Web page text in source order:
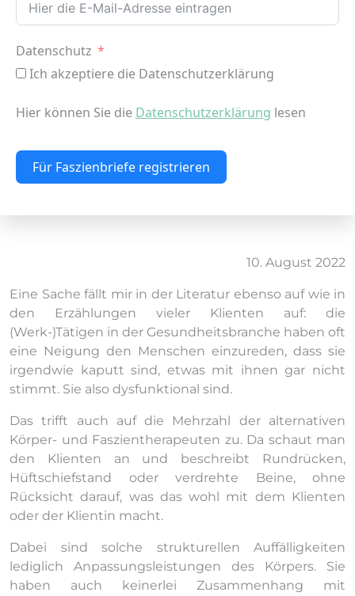
Datenschutz
Ich akzeptiere die Datenschutzerklärung
Hier können Sie die Datenschutzerklärung lesen
Für Faszienbriefe registrieren
10. August 2022
Eine Sache fällt mir in der Literatur ebenso auf wie in
den Erzählungen vieler Klienten auf: die
(Werk-)Tätigen in der Gesundheitsbranche haben oft
eine Neigung den Menschen einzureden, dass sie
irgendwie kaputt sind, etwas mit ihnen gar nicht
stimmt. Sie also dysfunktional sind.
Das trifft auch auf die Mehrzahl der alternativen
Körper- und Faszientherapeuten zu. Da schaut man
den Klienten an und beschreibt Rundrücken,
Hüftschiefstand oder verdrehte Beine, ohne
Rücksicht darauf, was das wohl mit dem Klienten
oder der Klientin macht.
Dabei sind solche strukturellen Auffälligkeiten
lediglich Anpassungsleistungen des Körpers. Sie
haben auch keinerlei Zusammenhang mit